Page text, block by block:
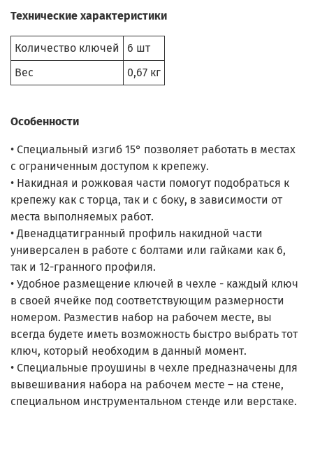
Технические характеристики
Количество ключей
6 шт
Вес
0,67 кг
Особенности
• Специальный изгиб 15° позволяет работать в местах
с ограниченным доступом к крепежу.
• Накидная и рожковая части помогут подобраться к
крепежу как с торца, так и с боку, в зависимости от
места выполняемых работ.
• Двенадцатигранный профиль накидной части
универсален в работе с болтами или гайками как 6,
так и 12-гранного профиля.
• Удобное размещение ключей в чехле - каждый ключ
в своей ячейке под соответствующим размерности
номером. Разместив набор на рабочем месте, вы
всегда будете иметь возможность быстро выбрать тот
ключ, который необходим в данный момент.
• Специальные проушины в чехле предназначены для
вывешивания набора на рабочем месте – на стене,
специальном инструментальном стенде или верстаке.